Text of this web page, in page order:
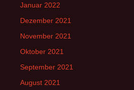
Januar 2022
Dezember 2021
November 2021
Oktober 2021
September 2021
August 2021